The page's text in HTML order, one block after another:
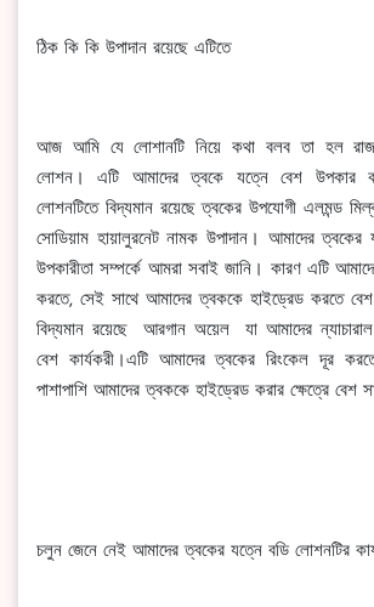
ঠিক কি কি উপাদান রয়েছে এটিতে
আজ আমি যে লোশানটি নিয়ে কথা বলব তা হল
লোশন। এটি আমাদের ত্বকে যত্নে বেশ উপকার
লোশনটিতে বিদ্যমান রয়েছে ত্বকের উপযোগী এলমন্ড
সোডিয়াম হায়ালুরনেট নামক উপাদান। আমাদের
উপকারীতা সম্পর্কে আমরা সবাই জানি। কারণ এটি
করতে, সেই সাথে আমাদের ত্বককে হাইড্রেড করতে
বিদ্যমান রয়েছে আরগান অয়েল যা আমাদের ন্যাচারাল
বেশ কার্যকরী।এটি আমাদের ত্বকের রিংকেল দূর
পাশাপাশি আমাদের ত্বককে হাইড্রেড করার ক্ষেত্রে বেশ
চলুন জেনে নেই আমাদের ত্বকের যত্নে বডি লোশনটির